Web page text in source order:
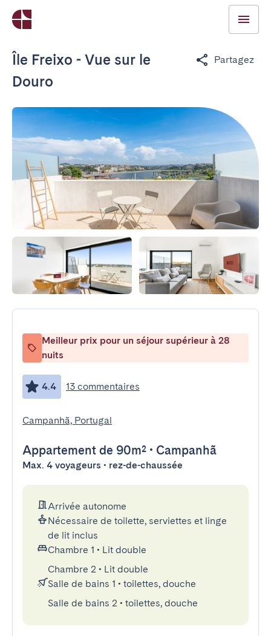
Île Freixo - Vue sur le
Douro
Partagez
Meilleur prix pour un séjour supérieur à 28
nuits
4.4 13 commentaires
Campanhã, Portugal
Appartement de 90m² • Campanhã
Max. 4 voyageurs • rez-de-chaussée
Arrivée autonome
Nécessaire de toilette, serviettes et linge
de lit inclus
Chambre 1 • Lit double
Chambre 2 • Lit double
Salle de bains 1 • toilettes, douche
Salle de bains 2 • toilettes, douche